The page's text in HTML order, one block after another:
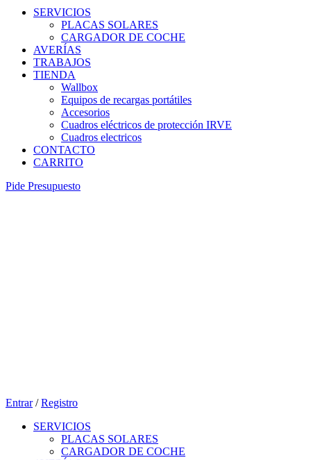
SERVICIOS
PLACAS SOLARES
CARGADOR DE COCHE
AVERÍAS
TRABAJOS
TIENDA
Wallbox
Equipos de recargas portátiles
Accesorios
Cuadros eléctricos de protección IRVE
Cuadros electricos
CONTACTO
CARRITO
Pide Presupuesto
Entrar / Registro
SERVICIOS
PLACAS SOLARES
CARGADOR DE COCHE